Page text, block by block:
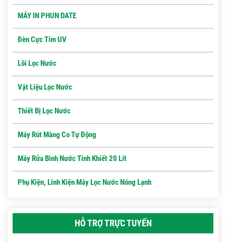
MÁY IN PHUN DATE
Đèn Cực Tím UV
Lõi Lọc Nước
Vật Liệu Lọc Nước
Thiết Bị Lọc Nước
Máy Rút Màng Co Tự Động
Máy Rửa Bình Nước Tinh Khiết 20 Lít
Phụ Kiện, Linh Kiện Máy Lọc Nước Nóng Lạnh
HỖ TRỢ TRỰC TUYẾN